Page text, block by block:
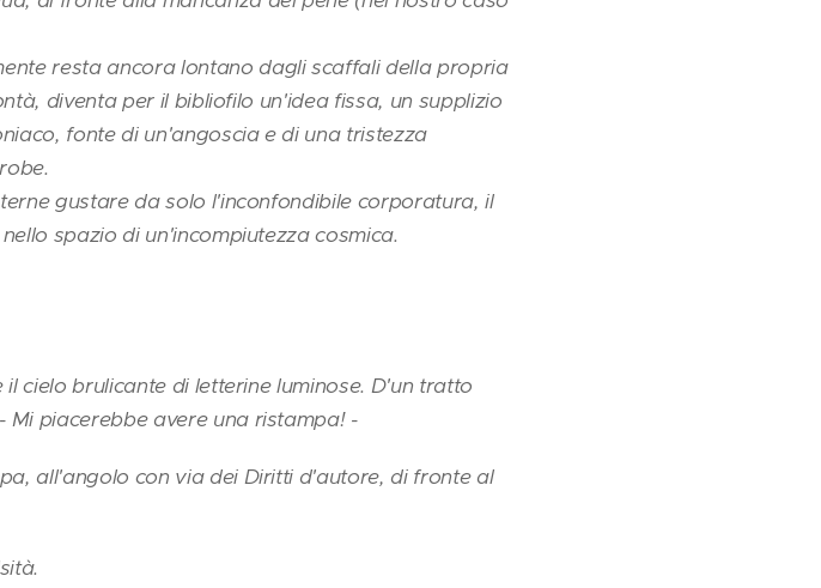
resta ancora lontano dagli scaffali della propria
diventa per il bibliofilo un'idea fissa, un supplizio
fonte di un'angoscia e di una tristezza
gustare da solo l'inconfondibile corporatura, il
spazio di un'incompiutezza cosmica.
cielo brulicante di letterine luminose. D'un tratto
Mi piacerebbe avere una ristampa! -
all'angolo con via dei Diritti d'autore, di fronte al